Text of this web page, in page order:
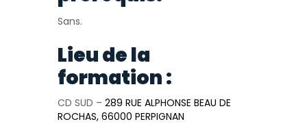
Sans.
Lieu de la
formation :
CD SUD – 289 RUE ALPHONSE BEAU DE
ROCHAS, 66000 PERPIGNAN